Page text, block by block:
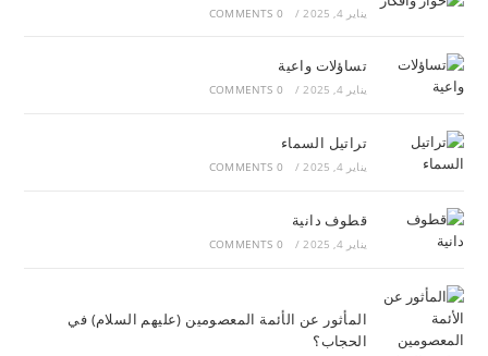
يناير 4, 2025 /
0 COMMENTS
تساؤلات واعية
يناير 4, 2025 /
0 COMMENTS
تراتيل السماء
يناير 4, 2025 /
0 COMMENTS
قطوف دانية
يناير 4, 2025 /
0 COMMENTS
المأثور عن الأئمة المعصومين (عليهم السلام) في
الحجاب؟